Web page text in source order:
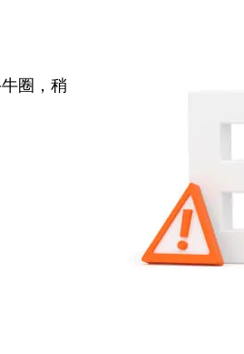
圈，稍